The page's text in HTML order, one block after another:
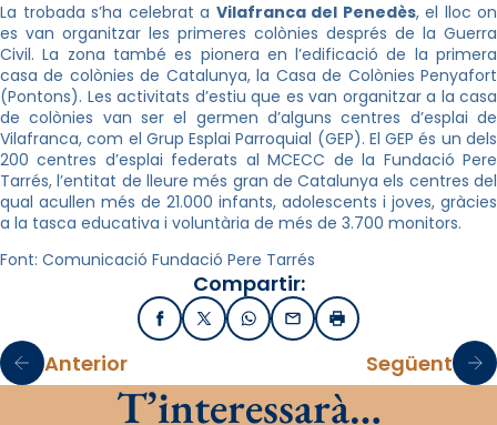
La trobada s’ha celebrat a Vilafranca del Penedès, el lloc on
es van organitzar les primeres colònies després de la Guerra
Civil. La zona també es pionera en l’edificació de la primera
casa de colònies de Catalunya, la Casa de Colònies Penyafort
(Pontons). Les activitats d’estiu que es van organitzar a la casa
de colònies van ser el germen d’alguns centres d’esplai de
Vilafranca, com el Grup Esplai Parroquial (GEP). El GEP és un dels
200 centres d’esplai federats al MCECC de la Fundació Pere
Tarrés, l’entitat de lleure més gran de Catalunya els centres del
qual acullen més de 21.000 infants, adolescents i joves, gràcies
a la tasca educativa i voluntària de més de 3.700 monitors.
Font: Comunicació Fundació Pere Tarrés
Compartir:
FacebookX / TwitterWhatsApp
EmailImprimir
Anterior Següent
T’interessarà…